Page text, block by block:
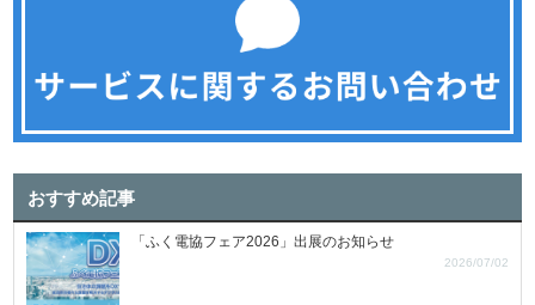
おすすめ記事
「ふく電協フェア2026」出展のお知らせ
2026/07/02